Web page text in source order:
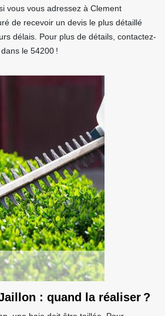
vous vous adressez à Clement
de recevoir un devis le plus détaillé
délais. Pour plus de détails, contactez-
le 54200 !
: quand la réaliser ?